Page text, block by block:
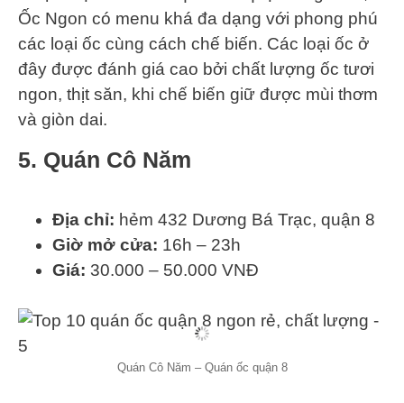
Ốc Ngon có menu khá đa dạng với phong phú
các loại ốc cùng cách chế biến. Các loại ốc ở
đây được đánh giá cao bởi chất lượng ốc tươi
ngon, thịt săn, khi chế biến giữ được mùi thơm
và giòn dai.
5. Quán Cô Năm
Địa chỉ: hẻm 432 Dương Bá Trạc, quận 8
Giờ mở cửa: 16h – 23h
Giá: 30.000 – 50.000 VNĐ
Quán Cô Năm – Quán ốc quận 8